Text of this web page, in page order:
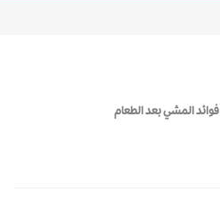
فوائد المشي بعد الطعام